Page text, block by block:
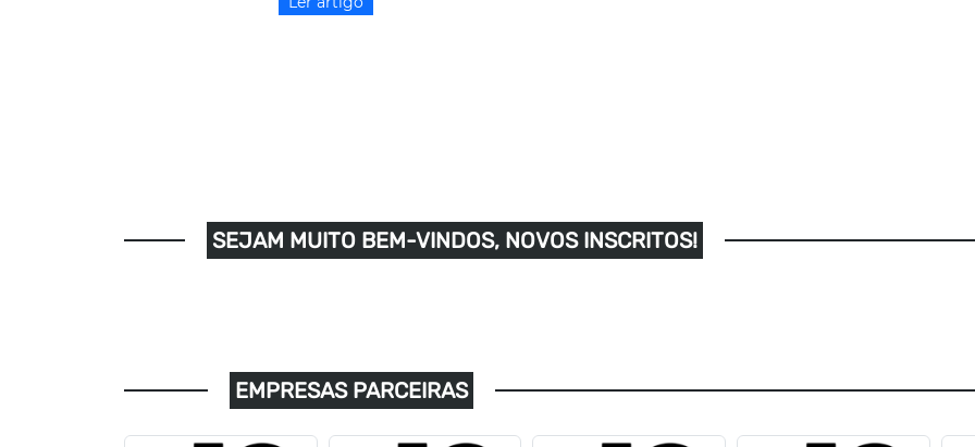
SEJAM MUITO BEM-VINDOS, NOVOS INSCRITOS!
EMPRESAS PARCEIRAS